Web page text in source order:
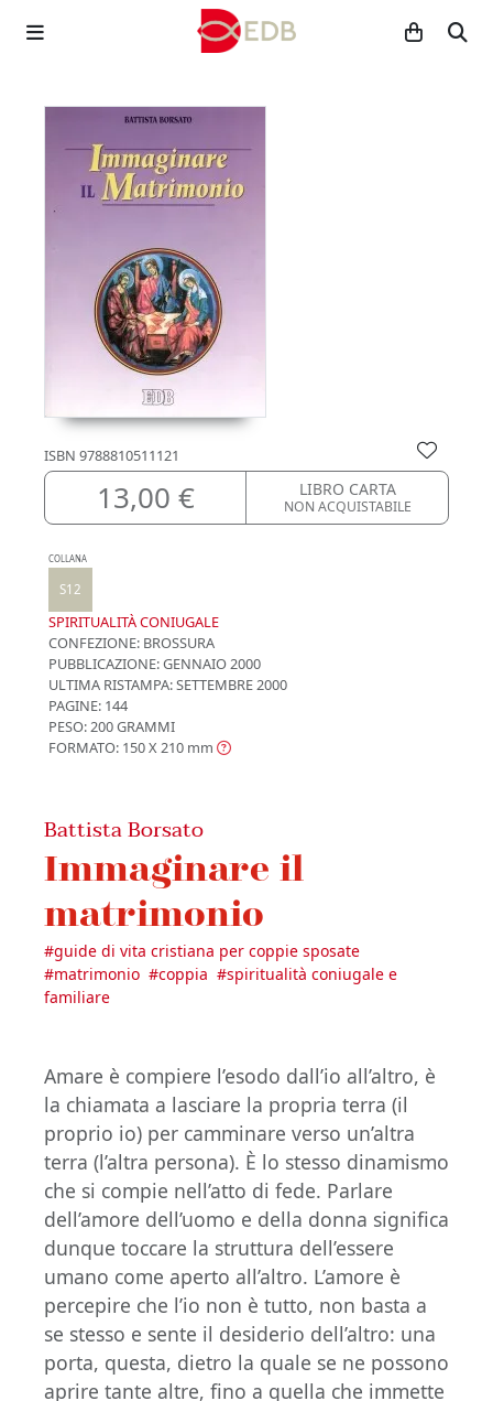
ISBN 9788810511121
13,00 € LIBRO CARTA
NON ACQUISTABILE
COLLANA
S12
SPIRITUALITÀ CONIUGALE
CONFEZIONE: BROSSURA
PUBBLICAZIONE:GENNAIO 2000
ULTIMA RISTAMPA:SETTEMBRE 2000
PAGINE: 144
PESO: 200 GRAMMI
FORMATO: 150 X 210 mm
Battista Borsato
Immaginare il
matrimonio
#guide di vita cristiana per coppie sposate
#matrimonio #coppia #spiritualità coniugale e
familiare
Amare è compiere l’esodo dall’io all’altro, è
la chiamata a lasciare la propria terra (il
proprio io) per camminare verso un’altra
terra (l’altra persona). È lo stesso dinamismo
che si compie nell’atto di fede. Parlare
dell’amore dell’uomo e della donna significa
dunque toccare la struttura dell’essere
umano come aperto all’altro. L’amore è
percepire che l’io non è tutto, non basta a
se stesso e sente il desiderio dell’altro: una
porta, questa, dietro la quale se ne possono
aprire tante altre, fino a quella che immette